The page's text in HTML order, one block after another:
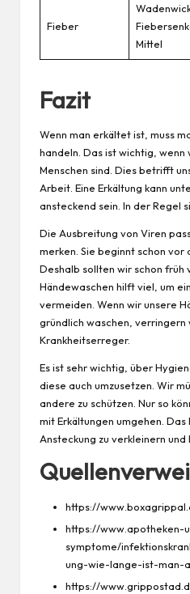
Fieber
Mittel
Fazit
Wenn man erkältet ist, muss
handeln. Das ist wichtig, wenn
Menschen sind. Dies betrifft
Arbeit. Eine Erkältung kann
ansteckend sein. In der Regel
Die Ausbreitung von Viren
merken. Sie beginnt schon vor
Deshalb sollten wir schon früh
Händewaschen hilft viel, um
vermeiden. Wenn wir unsere
gründlich waschen, verringern
Krankheitserreger.
Es ist sehr wichtig, über
diese auch umzusetzen. Wir
andere zu schützen. Nur so
mit Erkältungen umgehen.
Ansteckung zu verkleinern und
https://
https://www.apotheken-
symptome/
ung-wie-lange-ist-man-
https://